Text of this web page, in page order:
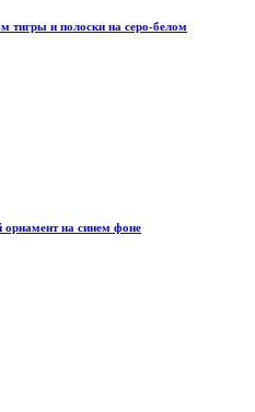
тигры и полоски на серо-белом
орнамент на синем фоне